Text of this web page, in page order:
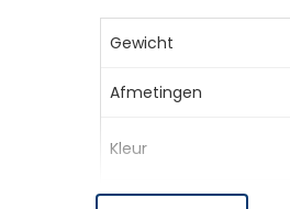
Afmetingen:L190 x
Afmetingen
Kleur:Blauw
Leveringsomvang
Gewicht
Afmetingen
Kleur